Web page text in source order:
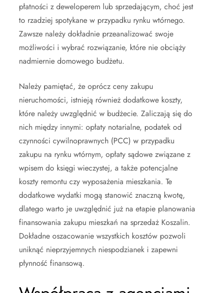
płatności z deweloperem lub sprzedającym, choć jest
to rzadziej spotykane w przypadku rynku wtórnego.
Zawsze należy dokładnie przeanalizować swoje
możliwości i wybrać rozwiązanie, które nie obciąży
nadmiernie domowego budżetu.
Należy pamiętać, że oprócz ceny zakupu
nieruchomości, istnieją również dodatkowe koszty,
które należy uwzględnić w budżecie. Zaliczają się do
nich między innymi: opłaty notarialne, podatek od
czynności cywilnoprawnych (PCC) w przypadku
zakupu na rynku wtórnym, opłaty sądowe związane z
wpisem do księgi wieczystej, a także potencjalne
koszty remontu czy wyposażenia mieszkania. Te
dodatkowe wydatki mogą stanowić znaczną kwotę,
dlatego warto je uwzględnić już na etapie planowania
finansowania zakupu mieszkań na sprzedaż Koszalin.
Dokładne oszacowanie wszystkich kosztów pozwoli
uniknąć nieprzyjemnych niespodzianek i zapewni
płynność finansową.